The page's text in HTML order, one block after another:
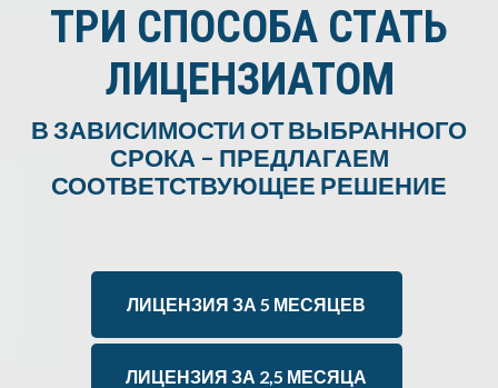
ТРИ СПОСОБА СТАТЬ
ЛИЦЕНЗИАТОМ
В ЗАВИСИМОСТИ ОТ ВЫБРАННОГО
СРОКА – ПРЕДЛАГАЕМ
СООТВЕТСТВУЮЩЕЕ РЕШЕНИЕ
ЛИЦЕНЗИЯ ЗА 5 МЕСЯЦЕВ
ЛИЦЕНЗИЯ ЗА 2,5 МЕСЯЦА